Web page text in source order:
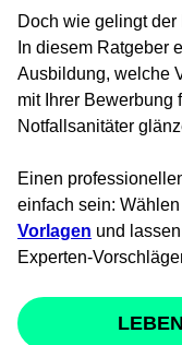
Doch wie gelingt
In diesem Ratgeber
Ausbildung, welche
mit Ihrer Bewerbung
Notfallsanitäter
Einen
einfach sein:
Vorlagen und
Experten-